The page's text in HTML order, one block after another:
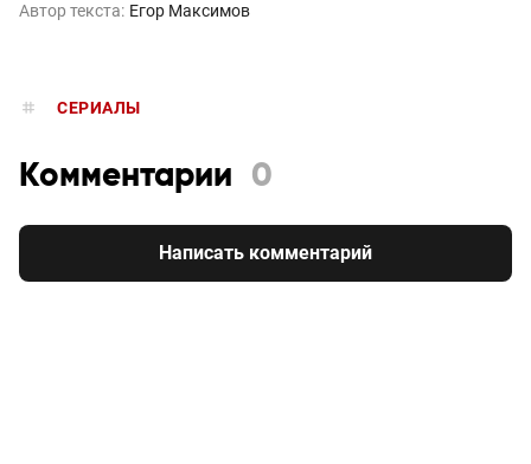
Автор текста: Егор Максимов
СЕРИАЛЫ
Комментарии 0
Написать комментарий